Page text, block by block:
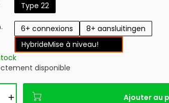
Type 22
6+ connexions
8+ aansluitingen
HybrideMise à niveau!
disponible
Ajouter au